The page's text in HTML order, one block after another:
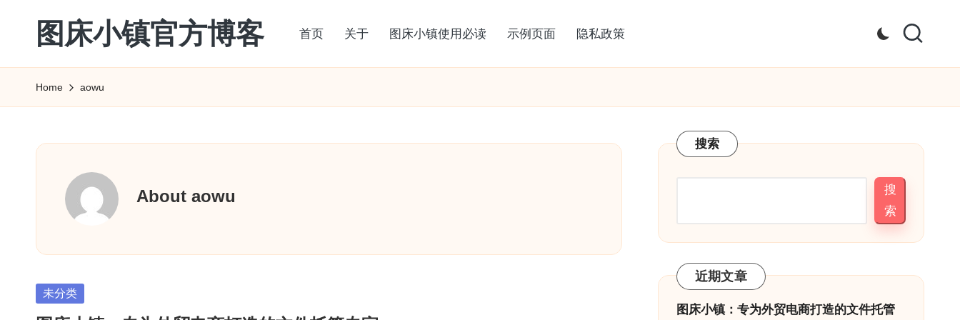
图床小镇官方博客 首页 关于 图床小镇使用必读 示例页面 隐私政策
Home aowu
About aowu
Posted
未分类
搜索
搜
索
近期文章
图床小镇：专为外贸电商打造的文件托管